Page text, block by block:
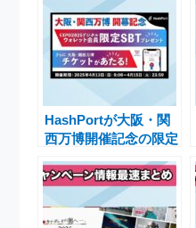
HashPortが大阪・関
西万博開催記念の限定
キャンペーン実施中